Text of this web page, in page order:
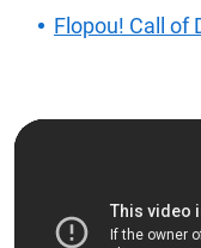
Flopou! Call of